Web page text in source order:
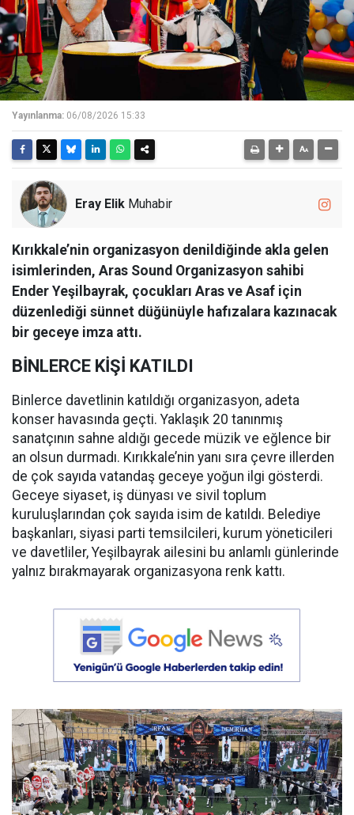
Yayınlanma: 06/08/2026 15:33
Eray Elik Muhabir
Kırıkkale’nin organizasyon denildiğinde akla gelen
isimlerinden, Aras Sound Organizasyon sahibi
Ender Yeşilbayrak, çocukları Aras ve Asaf için
düzenlediği sünnet düğünüyle hafızalara kazınacak
bir geceye imza attı.
BİNLERCE KİŞİ KATILDI
Binlerce davetlinin katıldığı organizasyon, adeta
konser havasında geçti. Yaklaşık 20 tanınmış
sanatçının sahne aldığı gecede müzik ve eğlence bir
an olsun durmadı. Kırıkkale’nin yanı sıra çevre illerden
de çok sayıda vatandaş geceye yoğun ilgi gösterdi.
Geceye siyaset, iş dünyası ve sivil toplum
kuruluşlarından çok sayıda isim de katıldı. Belediye
başkanları, siyasi parti temsilcileri, kurum yöneticileri
ve davetliler, Yeşilbayrak ailesini bu anlamlı günlerinde
yalnız bırakmayarak organizasyona renk kattı.